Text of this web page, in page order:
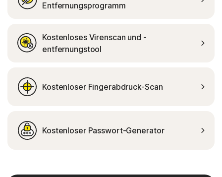
Entfernungsprogramm
Kostenloses Virenscan und -
entfernungstool
Kostenloser Fingerabdruck-Scan
Kostenloser Passwort-Generator